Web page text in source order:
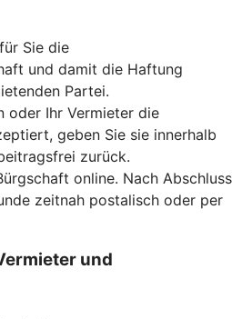
Sie die
und damit die Haftung
Partei.
oder Ihr Vermieter die
geben Sie sie innerhalb
zurück.
online. Nach Abschluss
zeitnah postalisch oder per
und